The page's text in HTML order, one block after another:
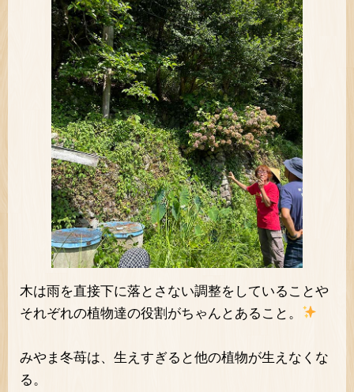
木は雨を直接下に落とさない調整をしていることや
それぞれの植物達の役割がちゃんとあること。
みやま冬苺は、生えすぎると他の植物が生えなくな
る。